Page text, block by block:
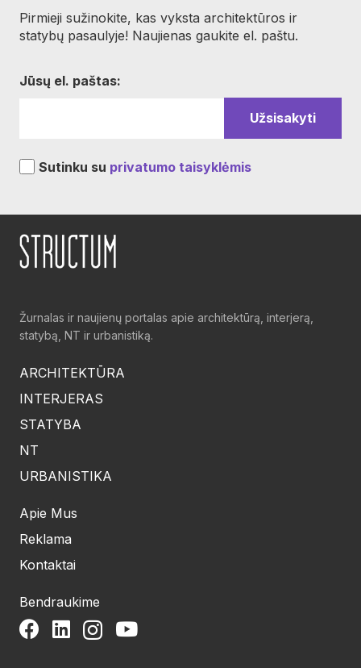
Pirmieji sužinokite, kas vyksta architektūros ir
statybų pasaulyje! Naujienas gaukite el. paštu.
Jūsų el. paštas:
Sutinku su privatumo taisyklėmis
Žurnalas ir naujienų portalas apie architektūrą, interjerą,
statybą, NT ir urbanistiką.
ARCHITEKTŪRA
INTERJERAS
STATYBA
NT
URBANISTIKA
Apie Mus
Reklama
Kontaktai
Bendraukime